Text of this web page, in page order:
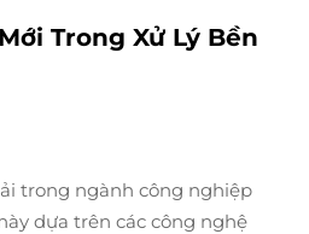
Trong Xử Lý Bền
trong ngành công nghiệp
dựa trên các công nghệ